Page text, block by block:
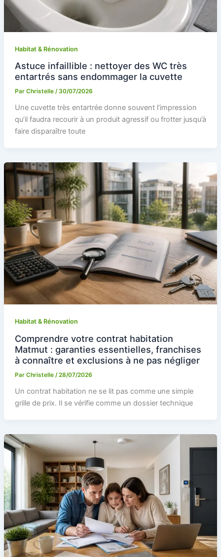
Habitat & Rénovation
Astuce infaillible : nettoyer des WC très
entartrés sans endommager la cuvette
Par Christelle / 30/07/2026
Une cuvette très entartrée donne souvent l’impression
qu’il faudra recourir à un produit agressif ou frotter jusqu’à
faire disparaître toute
Habitat & Rénovation
Comprendre votre contrat habitation
Matmut : garanties essentielles, franchises
à connaître et exclusions à ne pas négliger
Par Christelle /28/07/2026
Un contrat habitation ne se lit pas comme une simple
grille de prix. Il se vérifie comme un dossier technique